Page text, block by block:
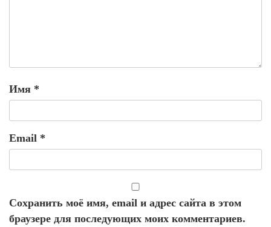
Имя *
Email *
Сохранить моё имя, email и адрес сайта в этом
браузере для последующих моих комментариев.